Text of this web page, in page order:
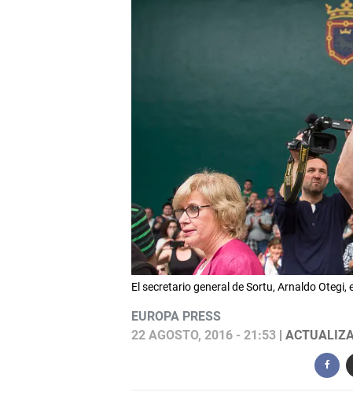
El secretario general de Sortu, Arnaldo Otegi,
EUROPA PRESS
22 AGOSTO, 2016 - 21:53|